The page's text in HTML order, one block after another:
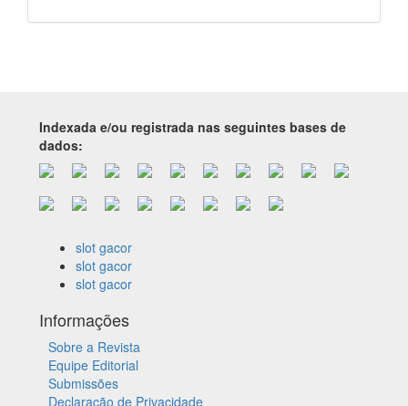
Indexada e/ou registrada nas seguintes bases de
dados:
slot gacor
slot gacor
slot gacor
Informações
Sobre a Revista
Equipe Editorial
Submissões
Declaração de Privacidade